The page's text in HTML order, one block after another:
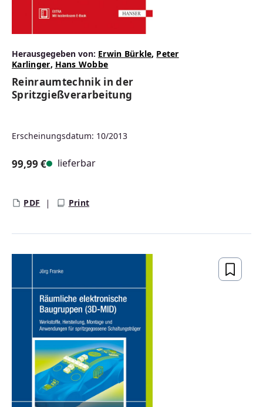
Herausgegeben von: Erwin Bürkle, Peter
Karlinger, Hans Wobbe
Reinraumtechnik in der
Spritzgießverarbeitung
Erscheinungsdatum: 10/2013
99,99 € lieferbar
PDF Print